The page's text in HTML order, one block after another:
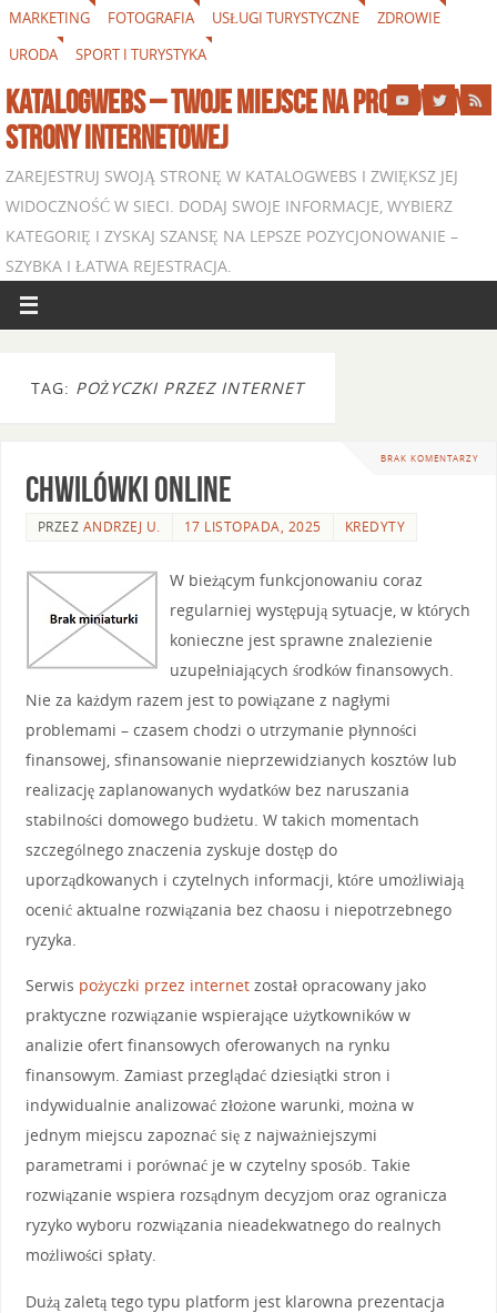
MARKETING FOTOGRAFIA USŁUGI TURYSTYCZNE
ZDROWIE
URODA
SPORT I TURYSTYKA
KATALOGWEBS – TWOJE MIEJSCE NA PROMOWANIE
STRONY INTERNETOWEJ
ZAREJESTRUJ SWOJĄ STRONĘ W KATALOGWEBS I ZWIĘKSZ JEJ
WIDOCZNOŚĆ W SIECI. DODAJ SWOJE INFORMACJE, WYBIERZ
KATEGORIĘ I ZYSKAJ SZANSĘ NA LEPSZE POZYCJONOWANIE –
SZYBKA I ŁATWA REJESTRACJA.
TAG: POŻYCZKI PRZEZ INTERNET
BRAK KOMENTARZY
Chwilówki online
PRZEZ ANDRZEJ U. 17 LISTOPADA, 2025 KREDYTY
W bieżącym funkcjonowaniu coraz
regularniej występują sytuacje, w których
konieczne jest sprawne znalezienie
uzupełniających środków finansowych.
Nie za każdym razem jest to powiązane z nagłymi
problemami – czasem chodzi o utrzymanie płynności
finansowej, sfinansowanie nieprzewidzianych kosztów lub
realizację zaplanowanych wydatków bez naruszania
stabilności domowego budżetu. W takich momentach
szczególnego znaczenia zyskuje dostęp do
uporządkowanych i czytelnych informacji, które umożliwiają
ocenić aktualne rozwiązania bez chaosu i niepotrzebnego
ryzyka.
Serwis pożyczki przez internetzostał opracowany jako
praktyczne rozwiązanie wspierające użytkowników w
analizie ofert finansowych oferowanych na rynku
finansowym. Zamiast przeglądać dziesiątki stron i
indywidualnie analizować złożone warunki, można w
jednym miejscu zapoznać się z najważniejszymi
parametrami i porównać je w czytelny sposób. Takie
rozwiązanie wspiera rozsądnym decyzjom oraz ogranicza
ryzyko wyboru rozwiązania nieadekwatnego do realnych
możliwości spłaty.
Dużą zaletą tego typu platform jest klarowna prezentacja